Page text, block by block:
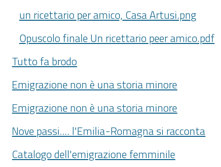
un ricettario per amico, Casa Artusi.png
Opuscolo finale Un ricettario peer amico.pdf
Tutto fa brodo
Emigrazione non è una storia minore
Emigrazione non è una storia minore
Nove passi.... l'Emilia-Romagna si racconta
Catalogo dell'emigrazione femminile